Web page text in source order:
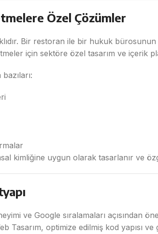
Özel Çözümler
Bir restoran ile bir hukuk bürosunun
için sektöre özel tasarım ve içerik
kimliğine uygun olarak tasarlanır ve
ve Google sıralamaları açısından
Tasarım, optimize edilmiş kod yapısı